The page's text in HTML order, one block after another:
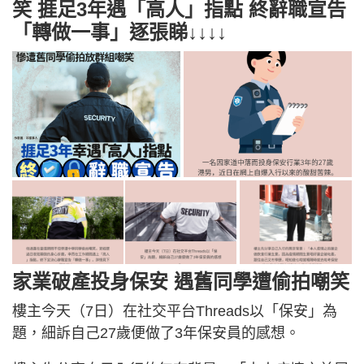
笑 捱足3年遇「高人」指點 終辭職宣告
「轉做一事」逐張睇↓↓↓↓
家業破產投身保安 遇舊同學遭偷拍嘲笑
樓主今天（7日）在社交平台Threads以「保安」為
題，細訴自己27歲便做了3年保安員的感想。